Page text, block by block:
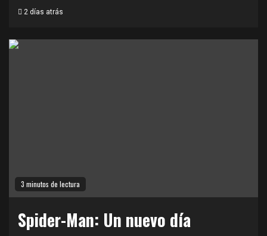
2 días atrás
3 minutos de lectura
Spider-Man: Un nuevo día